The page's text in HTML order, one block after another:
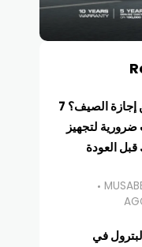
عائد من إجازة الصيف؟ 7
لتجهيز
العودة
في